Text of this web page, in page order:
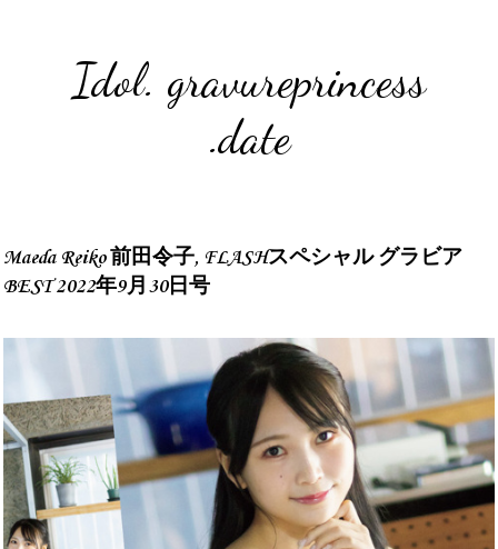
Idol. gravureprincess
.date
Maeda Reiko 前田令子, FLASHスペシャル グラビア
BEST 2022年9月30日号